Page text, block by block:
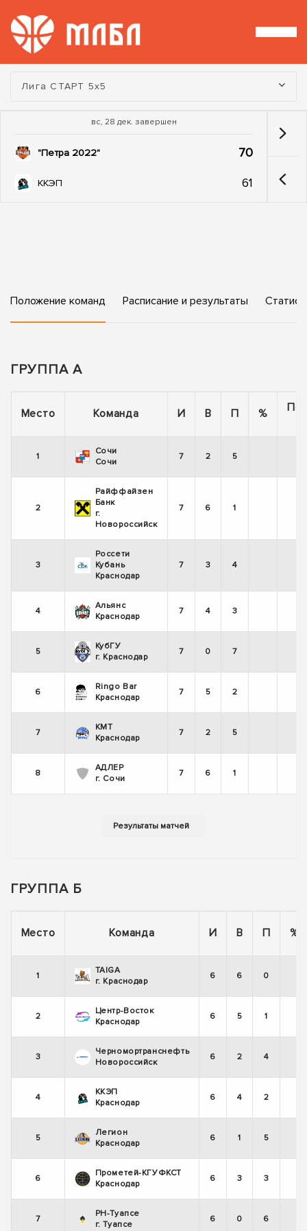
Турнир:
Лига СТАРТ 5х5
вс, 28 дек. завершен
"Петра 2022" 70
ККЭП 61
Положение команд Расписание и результаты
ГРУППА А
Место Команда И В П %
1
Сочи
Сочи
7 2 5
2
Райффайзен
Банк
г.
Новороссийск
7 6 1
3
Россети
Кубань
Краснодар
7 3 4
4
Альянс
Краснодар
7 4 3
5
КубГУ
г. Краснодар
7 0 7
6
Ringo Bar
Краснодар
7 5 2
7
КМТ
Краснодар
7 2 5
8
АДЛЕР
г. Сочи
7 6 1
ГРУППА Б
Место Команда И В П %
1
TAIGA
г. Краснодар
6 6 0
2
Центр-Восток
Краснодар
6 5 1
3
Черномортранснефть
Новороссийск
6 2 4
4
ККЭП
Краснодар
6 4 2
5
Легион
Краснодар
6 1 5
6
Прометей-КГУФКСТ
Краснодар
6 3 3
7
РН-Туапсе
г. Туапсе
6 0 6